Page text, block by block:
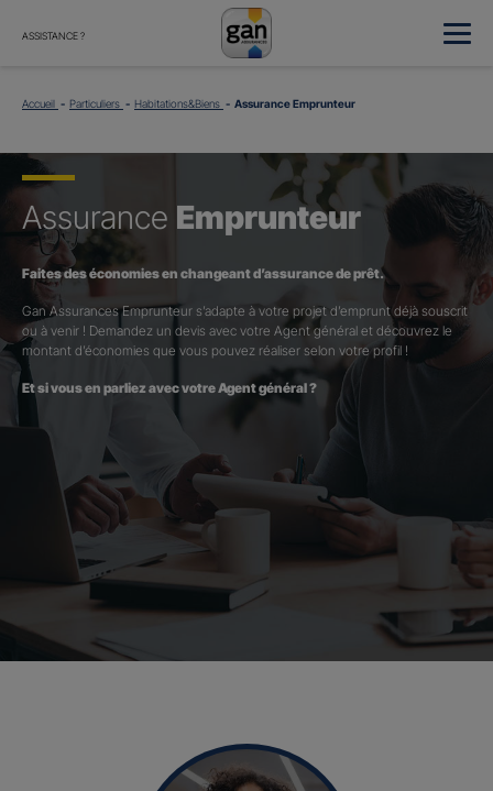
ASSISTANCE ?
Accueil Particuliers Habitations&Biens Assurance Emprunteur
Assurance Emprunteur
Faites des économies en changeant d’assurance de prêt.
Gan Assurances Emprunteur s’adapte à votre projet d’emprunt déjà souscrit
ou à venir ! Demandez un devis avec votre Agent général et découvrez le
montant d’économies que vous pouvez réaliser selon votre profil !
Et si vous en parliez avec votre Agent général ?